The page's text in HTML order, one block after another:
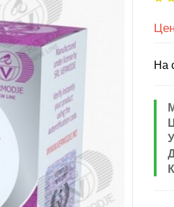
На